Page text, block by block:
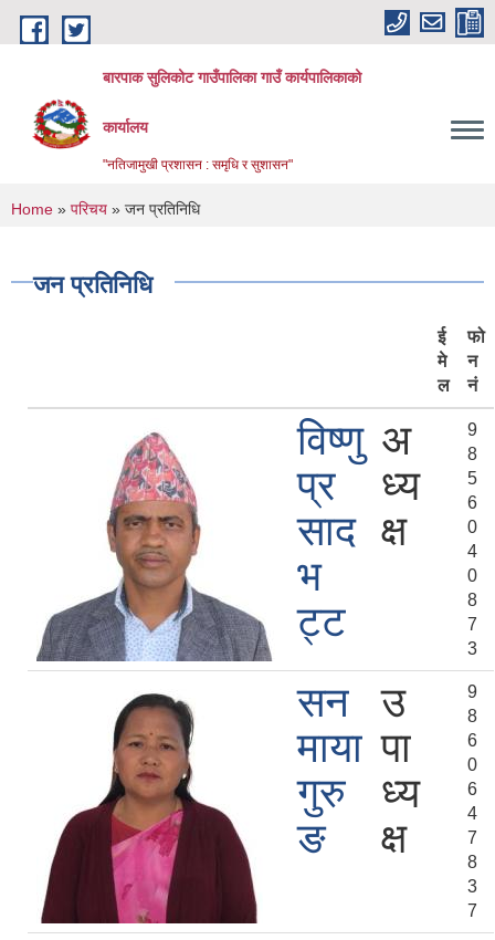
Skip to main content
बारपाक सुलिकोट गाउँपालिका गाउँ कार्यपालिकाको
कार्यालय
"नतिजामुखी प्रशासन : समृधि र सुशासन"
You are here
Home » परिचय » जन प्रतिनिधि
जन प्रतिनिधि
ई
मे
ल
फो
न
नं
विष्णु
प्र
साद
भ
ट्ट
अ
ध्य
क्ष
9
8
5
6
0
4
0
8
7
3
सन
माया
गुरु
ङ
उ
पा
ध्य
क्ष
9
8
6
0
6
4
7
8
3
7